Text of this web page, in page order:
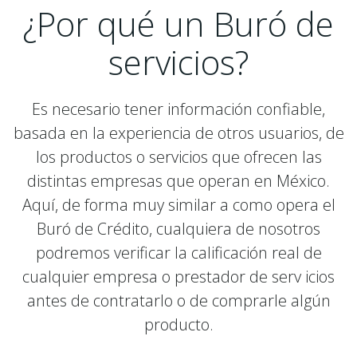
¿Por qué un Buró de
servicios?
Es necesario tener información confiable,
basada en la experiencia de otros usuarios, de
los productos o servicios que ofrecen las
distintas empresas que operan en México.
Aquí, de forma muy similar a como opera el
Buró de Crédito, cualquiera de nosotros
podremos verificar la calificación real de
cualquier empresa o prestador de serv icios
antes de contratarlo o de comprarle algún
producto.